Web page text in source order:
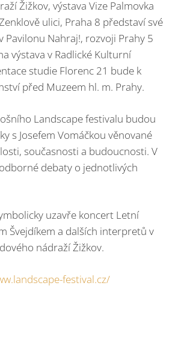
Žižkov, výstava Vize Palmovka
ulici, Praha 8 představí své
Pavilonu Nahraj!, rozvoji Prahy 5
výstava v Radlické Kulturní
studie Florenc 21 bude k
před Muzeem hl. m. Prahy.
Landscape festivalu budou
s Josefem Vomáčkou věnované
současnosti a budoucnosti. V
debaty o jednotlivých
uzavře koncert Letní
Švejdíkem a dalších interpretů v
nádraží Žižkov.
festival.cz/